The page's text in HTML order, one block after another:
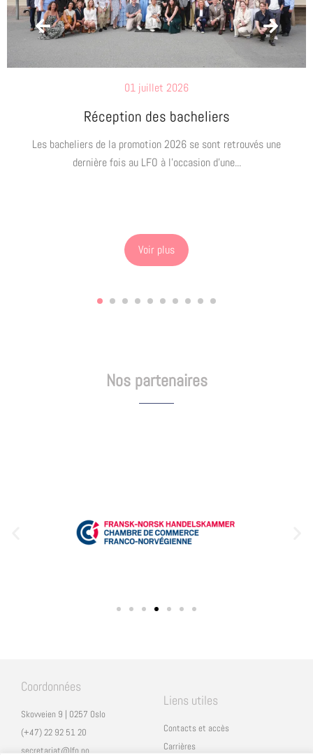
01 juillet 2026
Réception des bacheliers
Les bacheliers de la promotion 2026 se sont retrouvés une
dernière fois au LFO à l’occasion d’une...
Voir plus
Nos partenaires
Coordonnées
Skovveien 9 | 0257 Oslo
(+47) 22 92 51 20
secretariat@lfo.no
Liens utiles
Contacts et accès
Carrières